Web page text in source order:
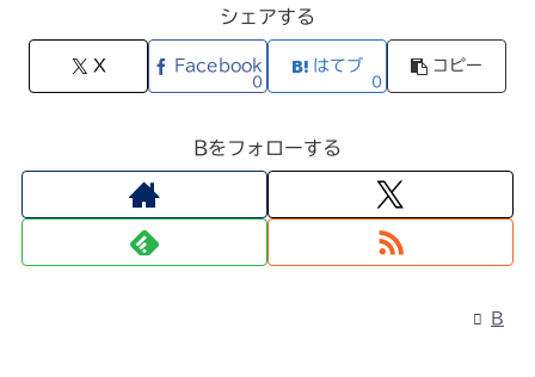
シェアする
X Facebook
0
はてブ
0
コピー
Bをフォローする
B